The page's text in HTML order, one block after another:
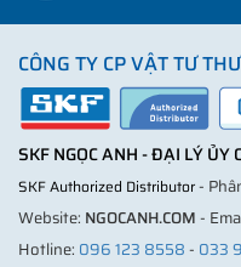
CÔNG TY CP VẬT TƯ
SKF NGỌC ANH - ĐẠI LÝ ỦY
SKF Authorized Distributor-
Website: NGOCANH.COM-
Hotline: 096 123 8558- 033